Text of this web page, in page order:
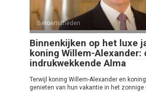
Beroemdheden
Binnenkijken op het luxe
koning Willem-Alexander:
indrukwekkende Alma
Terwijl koning Willem-Alexander en
genieten van hun vakantie in het zonnige